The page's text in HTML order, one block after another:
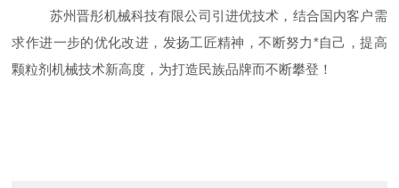
苏州晋彤机械科技有限公司引进优技术，结合国内客户需
求作进一步的优化改进，发扬工匠精神，不断努力*自己，提高
颗粒剂机械技术新高度，为打造民族品牌而不断攀登！